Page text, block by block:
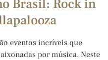
Brasil: Rock in
eventos incríveis que
por música. Neste